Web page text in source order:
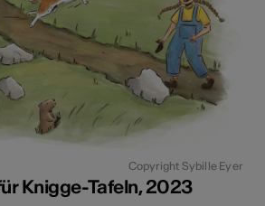
Copyright Sybille Eyer
Knigge-Tafeln, 2023